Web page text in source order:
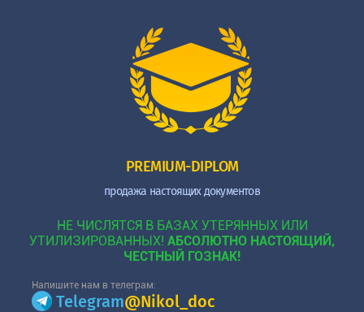
PREMIUM-DIPLOM
продажа настоящих документов
НЕ ЧИСЛЯТСЯ В БАЗАХ УТЕРЯННЫХ ИЛИ
УТИЛИЗИРОВАННЫХ! АБСОЛЮТНО НАСТОЯЩИЙ,
ЧЕСТНЫЙ ГОЗНАК!
Напишите нам в телеграм:
Telegram@Nikol_doc